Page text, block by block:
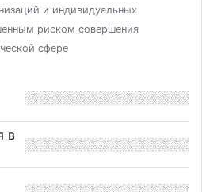
и индивидуальных
риском совершения
сфере
в